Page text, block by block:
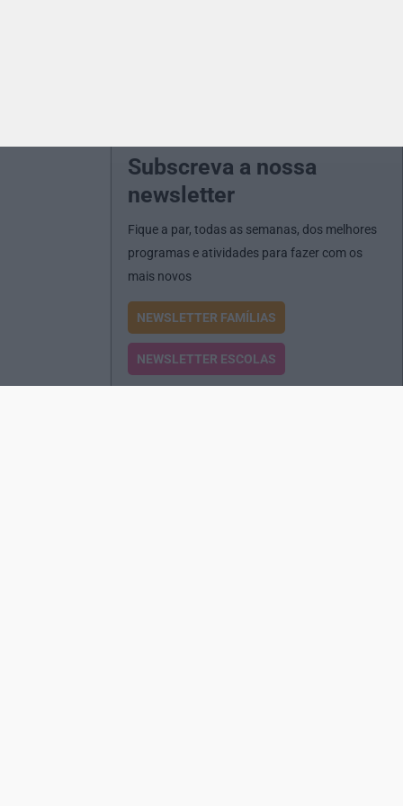
Subscreva a nossa
newsletter
Fique a par, todas as semanas, dos melhores
programas e atividades para fazer com os
mais novos
NEWSLETTER FAMÍLIAS
NEWSLETTER ESCOLAS